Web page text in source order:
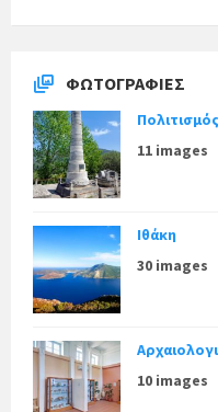
ΦΩΤΟΓΡΑΦΊΕΣ
Πολιτισμός
11 images
Ιθάκη
30 images
10 images